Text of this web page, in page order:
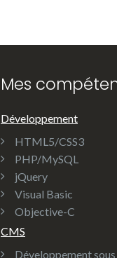
Mes
Développement
HTML5/CSS3
PHP/MySQL
jQuery
Visual Basic
Objective-C
CMS
Développement sous